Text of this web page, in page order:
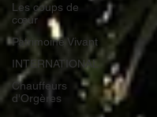
Les coups de
cœur
Patrimoine Vivant
INTERNATIONAL
Chauffeurs
d'Orgères